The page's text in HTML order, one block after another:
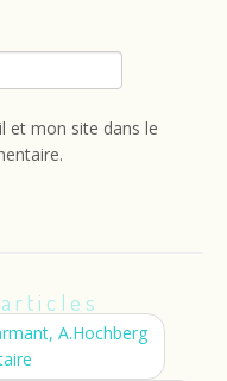
et mon site dans le
A.Hochberg